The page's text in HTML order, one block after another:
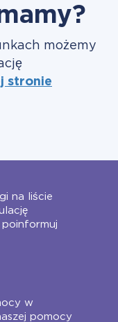
możemy
stronie
na liście
w
pomocy